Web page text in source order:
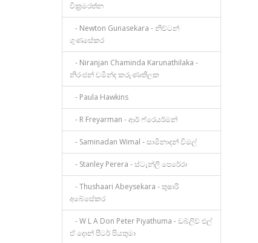
වික්‍රමරත්න
- Newton Gunasekara - නිව්ටන්
ගුණසේකර
- Niranjan Chaminda Karunathilaka -
නිරංජන් චමින්ද කරුණාතිලක
- Paula Hawkins
- R Freyarman - ආර් ෆ්රෙයර්මන්
- Saminadan Wimal - සාමිනාදන් විමල්
- Stanley Perera - ස්ටැන්ලි පෙරේරා
- Thushaari Abeysekara - තුෂාරි
අබේසේකර
- W L A Don Peter Piyathuma - ඩබ්ලිව් එල්
ඒ දොන් පීටර් පියතුමා